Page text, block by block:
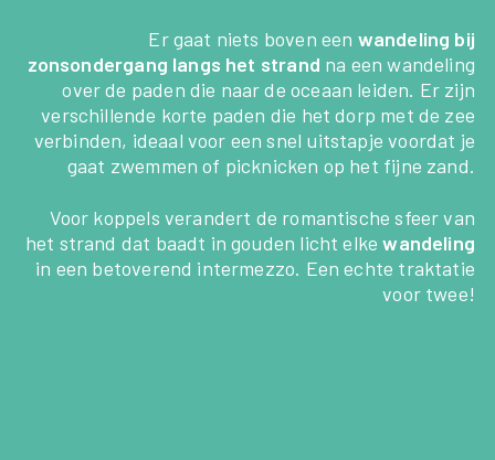
Er gaat niets boven een wandeling bij
zonsondergang langs het strand na een wandeling
over de paden die naar de oceaan leiden. Er zijn
verschillende korte paden die het dorp met de zee
verbinden, ideaal voor een snel uitstapje voordat je
gaat zwemmen of picknicken op het fijne zand.
Voor koppels verandert de romantische sfeer van
het strand dat baadt in gouden licht elkewandeling
in een betoverend intermezzo. Een echte traktatie
voor twee!